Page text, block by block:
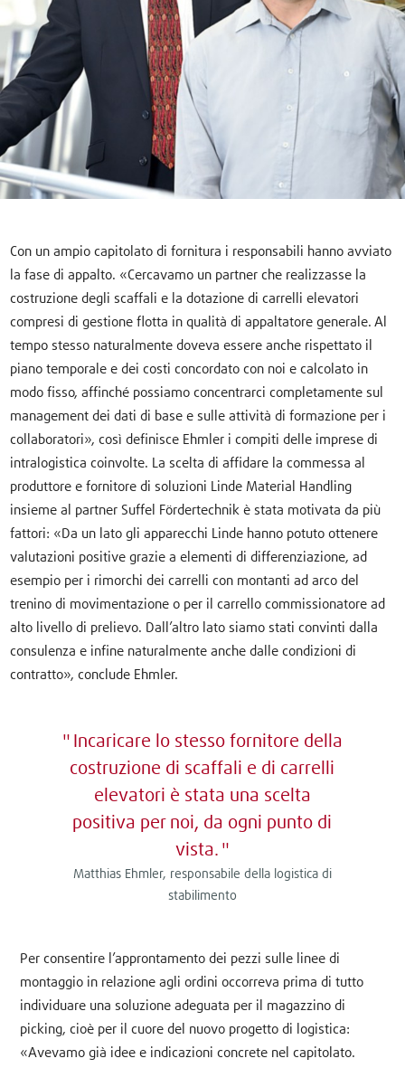
Con un ampio capitolato di fornitura i responsabili hanno avviato
la fase di appalto. «Cercavamo un partner che realizzasse la
costruzione degli scaffali e la dotazione di carrelli elevatori
compresi di gestione flotta in qualità di appaltatore generale. Al
tempo stesso naturalmente doveva essere anche rispettato il
piano temporale e dei costi concordato con noi e calcolato in
modo fisso, affinché possiamo concentrarci completamente sul
management dei dati di base e sulle attività di formazione per i
collaboratori», così definisce Ehmler i compiti delle imprese di
intralogistica coinvolte. La scelta di affidare la commessa al
produttore e fornitore di soluzioni Linde Material Handling
insieme al partner Suffel Fördertechnik è stata motivata da più
fattori: «Da un lato gli apparecchi Linde hanno potuto ottenere
valutazioni positive grazie a elementi di differenziazione, ad
esempio per i rimorchi dei carrelli con montanti ad arco del
trenino di movimentazione o per il carrello commissionatore ad
alto livello di prelievo. Dall’altro lato siamo stati convinti dalla
consulenza e infine naturalmente anche dalle condizioni di
contratto», conclude Ehmler.
Incaricare lo stesso fornitore della
costruzione di scaffali e di carrelli
elevatori è stata una scelta
positiva per noi, da ogni punto di
vista.
Matthias Ehmler, responsabile della logistica di
stabilimento
Per consentire l’approntamento dei pezzi sulle linee di
montaggio in relazione agli ordini occorreva prima di tutto
individuare una soluzione adeguata per il magazzino di
picking, cioè per il cuore del nuovo progetto di logistica:
«Avevamo già idee e indicazioni concrete nel capitolato.